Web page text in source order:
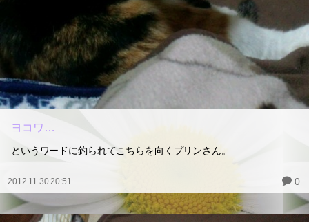
ヨコワ…
というワードに釣られてこちらを向くプリンさん。
2012.11.30 20:51 0